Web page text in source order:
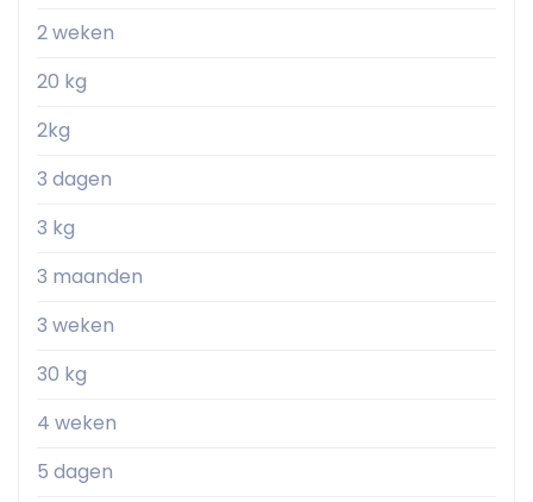
2 weken
20 kg
2kg
3 dagen
3 kg
3 maanden
3 weken
30 kg
4 weken
5 dagen